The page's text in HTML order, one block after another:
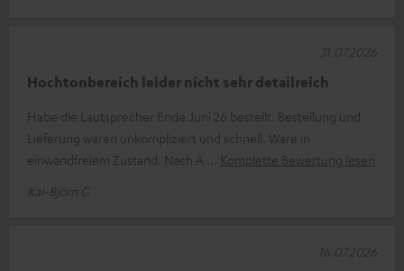
Hochtonbereich leider nicht sehr detailreich
Habe die Lautsprecher Ende Juni 26 bestellt. Bestellung und
Lieferung waren unkompliziert und schnell. Ware in
einwandfreiem Zustand. Nach A
Komplette Bewertung lesen
Kai-Björn G.
31.07.2026
16.07.2026